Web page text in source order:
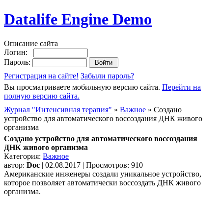
Datalife Engine Demo
Описание сайта
Логин:
Пароль:
Регистрация на сайте! Забыли пароль?
Вы просматриваете мобильную версию сайта. Перейти на
полную версию сайта.
Журнал "Интенсивная терапия" » Важное » Создано
устройство для автоматического воссоздания ДНК живого
организма
Создано устройство для автоматического воссоздания
ДНК живого организма
Категория: Важное
автор: Doc | 02.08.2017 | Просмотров: 910
Американские инженеры создали уникальное устройство,
которое позволяет автоматически воссоздать ДНК живого
организма.